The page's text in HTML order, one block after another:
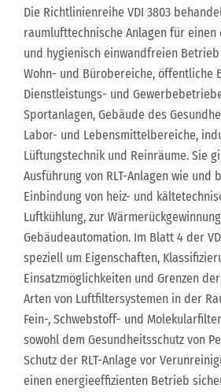
Die Richtlinienreihe VDI 3803
raumlufttechnische Anlagen für
und hygienisch einwandfreien
Wohn- und Bürobereiche, öffentliche
Dienstleistungs- und
Sportanlagen, Gebäude des
Labor- und Lebensmittelbereiche,
Lüftungstechnik und Reinräume. Sie
Ausführung von RLT-Anlagen wie und
Einbindung von heiz- und
Luftkühlung, zur
Gebäudeautomation. Im Blatt 4 der
speziell um Eigenschaften,
Einsatzmöglichkeiten und Grenzen
Arten von Luftfiltersystemen in der
Fein-, Schwebstoff- und
sowohl dem Gesundheitsschutz von
Schutz der RLT-Anlage vor
einen energieeffizienten Betrieb